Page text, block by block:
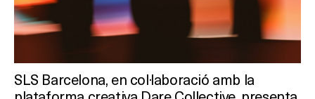
SLS Barcelona, en col·laboració amb la